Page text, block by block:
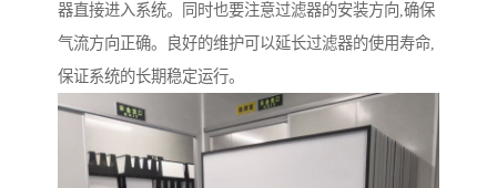
器直接进入系统。同时也要注意过滤器的安装方向,确保
气流方向正确。良好的维护可以延长过滤器的使用寿命,
保证系统的长期稳定运行。